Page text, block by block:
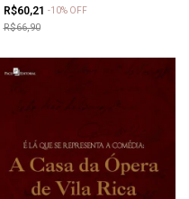
R$60,21 -10% OFF
R$66,90